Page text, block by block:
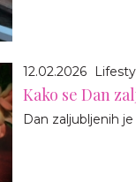
12.02.2026
Kako se Dan
Dan zaljubljenih